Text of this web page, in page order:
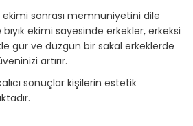
ekimi sonrası memnuniyetini dile
ekimi sayesinde erkekler, erkeksi
gür ve düzgün bir sakal erkeklerde
artırır.
sonuçlar kişilerin estetik